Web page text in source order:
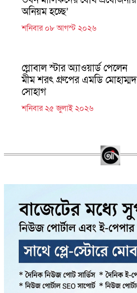
অনিয়ম হচ্ছে’
শনিবার ০৮ আগস্ট ২০২৬
গ্লোবাল স্টার অ্যাওয়ার্ড পেলেন
মীম শরৎ গ্রুপের এমডি মোহাম্মদ
সোহাগ
শনিবার ২৫ জুলাই ২০২৬